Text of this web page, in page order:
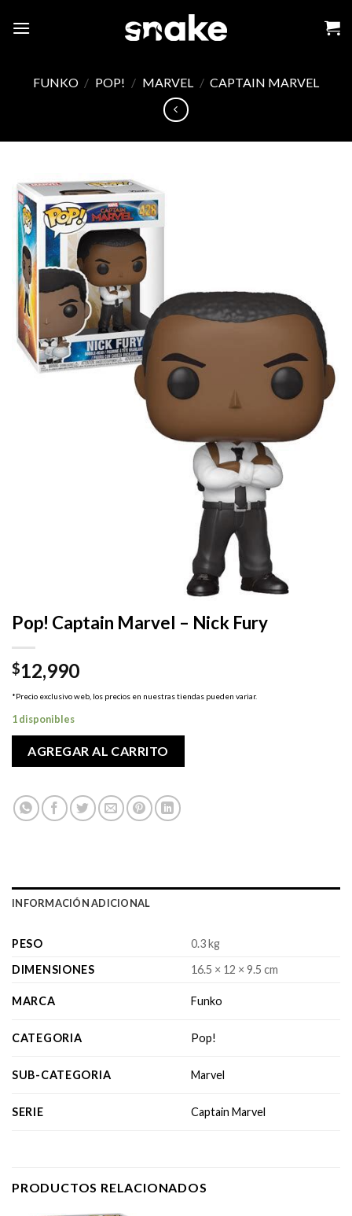
FUNKO / POP! / MARVEL / CAPTAIN MARVEL
Pop! Captain Marvel – Nick Fury
$12,990
*Precio exclusivo web, los precios en nuestras tiendas pueden variar.
1 disponibles
AGREGAR AL CARRITO
INFORMACIÓN ADICIONAL
PESO
0.3 kg
DIMENSIONES
16.5 × 12 × 9.5 cm
MARCA Funko
CATEGORIA Pop!
SUB-CATEGORIA Marvel
SERIE Captain Marvel
PRODUCTOS RELACIONADOS